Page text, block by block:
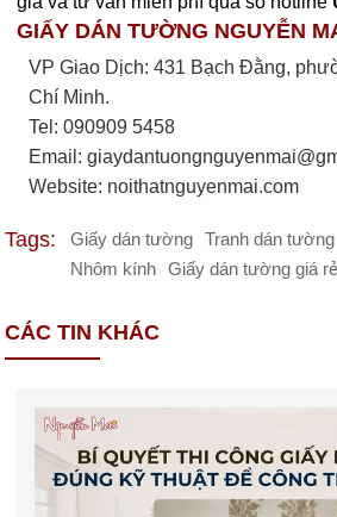
GIẤY DÁN TƯỜNG NGUYỄN
VP Giao Dịch: 431 Bạch Đằng,
Chí Minh.
Tel: 090909 5458
Email:
Website: noithatnguyenmai.com
Tags: Giấy dán tường Tranh dán tường
Nhôm kính
Giấy dán tường giá rẻ
CÁC TIN KHÁC